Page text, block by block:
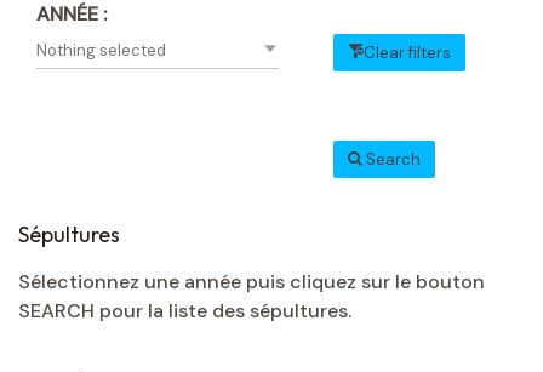
ANNÉE :
Nothing selected Clear filters
Search
Sépultures
Sélectionnez une année puis cliquez sur le bouton
SEARCH pour la liste des sépultures.